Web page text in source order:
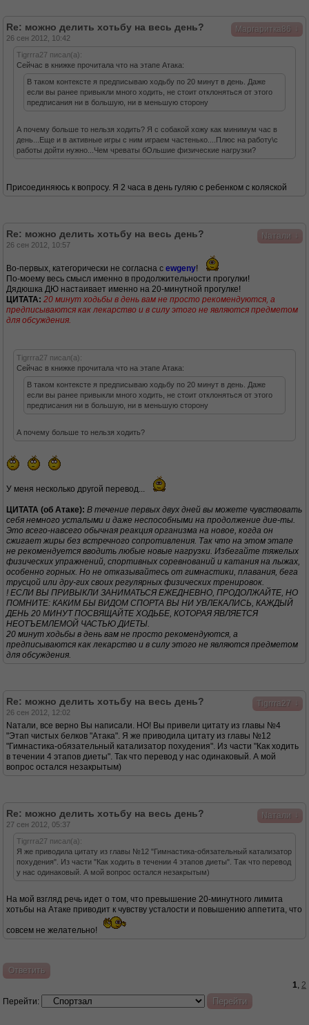
Маргаритка86
Re: можно делить хотьбу на весь день?
26 сен 2012, 10:42
Tigrrra27 писал(а):
Сейчас в книжке прочитала что на этапе Атака:
В таком контексте я предписываю ходьбу по 20 минут в день. Даже
если вы ранее привыкли много ходить, не стоит отклоняться от этого
предписания ни в большую, ни в меньшую сторону
А почему больше то нельзя ходить? Я с собакой хожу как минимум час в
день...Еще и в активные игры с ним играем частенько....Плюс на работу\с
работы дойти нужно...Чем чреваты бОльшие физические нагрузки?
Присоединяюсь к вопросу. Я 2 часа в день гуляю с ребенком с коляской
Nатали
Re: можно делить хотьбу на весь день?
26 сен 2012, 10:57
Во-первых, категорически не согласна с ewgeny!
По-моему весь смысл именно в продолжительности прогулки!
Дядюшка ДЮ настаивает именно на 20-минутной прогулке!
ЦИТАТА: 20 минут ходьбы в день вам не просто рекомендуются, а
предписываются как лекарство и в силу этого не являются предметом
для обсуждения.
Tigrrra27 писал(а):
Сейчас в книжке прочитала что на этапе Атака:
В таком контексте я предписываю ходьбу по 20 минут в день. Даже
если вы ранее привыкли много ходить, не стоит отклоняться от этого
предписания ни в большую, ни в меньшую сторону
А почему больше то нельзя ходить?
У меня несколько другой перевод...
ЦИТАТА (об Атаке): В течение первых двух дней вы можете чувствовать
себя немного усталыми и даже неспособными на продолжение дие-ты.
Это всего-навсего обычная реакция организма на новое, когда он
сжигает жиры без встречного сопротивления. Так что на этом этапе
не рекомендуется вводить любые новые нагрузки. Избегайте тяжелых
физических упражнений, спортивных соревнований и катания на лыжах,
особенно горных. Но не отказывайтесь от гимнастики, плавания, бега
трусцой или дру-гих своих регулярных физических тренировок.
! ЕСЛИ ВЫ ПРИВЫКЛИ ЗАНИМАТЬСЯ ЕЖЕДНЕВНО, ПРОДОЛЖАЙТЕ, НО
ПОМНИТЕ: КАКИМ БЫ ВИДОМ СПОРТА ВЫ НИ УВЛЕКАЛИСЬ, КАЖДЫЙ
ДЕНЬ 20 МИНУТ ПОСВЯЩАЙТЕ ХОДЬБЕ, КОТОРАЯ ЯВЛЯЕТСЯ
НЕОТЪЕМЛЕМОЙ ЧАСТЬЮ ДИЕТЫ.
20 минут ходьбы в день вам не просто рекомендуются, а
предписываются как лекарство и в силу этого не являются предметом
для обсуждения.
Tigrrra27
Re: можно делить хотьбу на весь день?
26 сен 2012, 12:02
Nатали, все верно Вы написали. НО! Вы привели цитату из главы №4
"Этап чистых белков "Атака". Я же приводила цитату из главы №12
"Гимнастика-обязательный катализатор похудения". Из части "Как ходить
в течении 4 этапов диеты". Так что перевод у нас одинаковый. А мой
вопрос остался незакрытым)
Nатали
Re: можно делить хотьбу на весь день?
27 сен 2012, 05:37
Tigrrra27 писал(а):
Я же приводила цитату из главы №12 "Гимнастика-обязательный катализатор
похудения". Из части "Как ходить в течении 4 этапов диеты". Так что перевод
у нас одинаковый. А мой вопрос остался незакрытым)
На мой взгляд речь идет о том, что превышение 20-минутного лимита
хотьбы на Атаке приводит к чувству усталости и повышению аппетита, что
совсем не желательно!
Ответить
1, 2
Перейти: